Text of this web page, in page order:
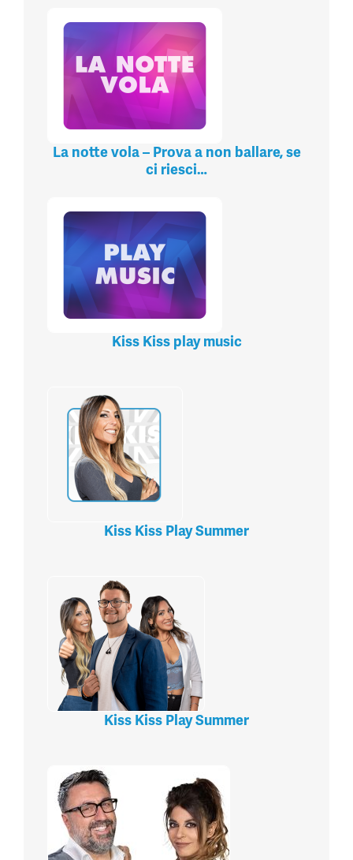
La notte vola – Prova a non ballare, se
ci riesci…
Kiss Kiss play music
Kiss Kiss Play Summer
Kiss Kiss Play Summer